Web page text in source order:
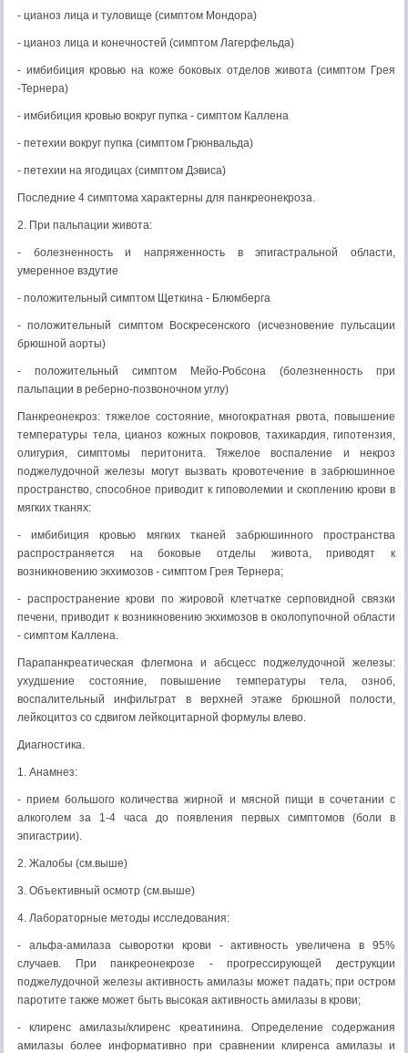
- цианоз лица и туловище (симптом Мондора)
- цианоз лица и конечностей (симптом Лагерфельда)
- имбибиция кровью на коже боковых отделов живота (симптом Грея
-Тернера)
- имбибиция кровью вокруг пупка - симптом Каллена
- петехии вокруг пупка (симптом Грюнвальда)
- петехии на ягодицах (симптом Дэвиса)
Последние 4 симптома характерны для панкреонекроза.
2. При пальпации живота:
- болезненность и напряженность в эпигастральной области,
умеренное вздутие
- положительный симптом Щеткина - Блюмберга
- положительный симптом Воскресенского (исчезновение пульсации
брюшной аорты)
- положительный симптом Мейо-Робсона (болезненность при
пальпации в реберно-позвоночном углу)
Панкреонекроз: тяжелое состояние, многократная рвота, повышение
температуры тела, цианоз кожных покровов, тахикардия, гипотензия,
олигурия, симптомы перитонита. Тяжелое воспаление и некроз
поджелудочной железы могут вызвать кровотечение в забрюшинное
пространство, способное приводит к гиповолемии и скоплению крови в
мягких тканях:
- имбибиция кровью мягких тканей забрюшинного пространства
распространяется на боковые отделы живота, приводят к
возникновению экхимозов - симптом Грея Тернера;
- распространение крови по жировой клетчатке серповидной связки
печени, приводит к возникновению экхимозов в околопупочной области
- симптом Каллена.
Парапанкреатическая флегмона и абсцесс поджелудочной железы:
ухудшение состояние, повышение температуры тела, озноб,
воспалительный инфильтрат в верхней этаже брюшной полости,
лейкоцитоз со сдвигом лейкоцитарной формулы влево.
Диагностика.
1. Анамнез:
- прием большого количества жирной и мясной пищи в сочетании с
алкоголем за 1-4 часа до появления первых симптомов (боли в
эпигастрии).
2. Жалобы (см.выше)
3. Объективный осмотр (см.выше)
4. Лабораторные методы исследования:
- альфа-амилаза сыворотки крови - активность увеличена в 95%
случаев. При панкреонекрозе - прогрессирующей деструкции
поджелудочной железы активность амилазы может падать; при остром
паротите также может быть высокая активность амилазы в крови;
- клиренс амилазы/клиренс креатинина. Определение содержания
амилазы более информативно при сравнении клиренса амилазы и